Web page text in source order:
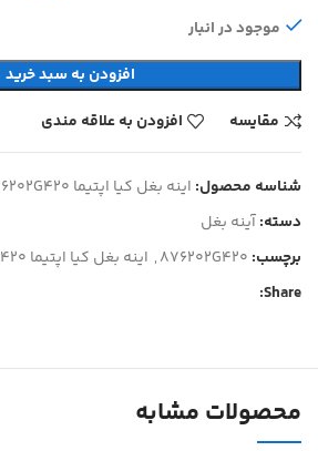
موجود در انبار
افزودن به سبد خرید
مقایسه
افزودن به علاقه مندی
شناسه محصول: اینه بغل کیا اپتیما 876202G420
دسته:آینه بغل
برچسب: 876202G420
, اینه بغل کیا اپتیما 876202G420
Share:
محصولات مشابه